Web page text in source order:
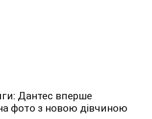
Дантес вперше
фото з новою дівчиною